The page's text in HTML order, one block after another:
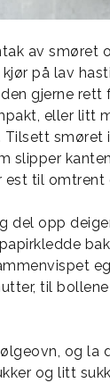
av smøret
på lav
gjerne
eller litt
smøret
slipper
til omtrent
opp
til
og la
og litt